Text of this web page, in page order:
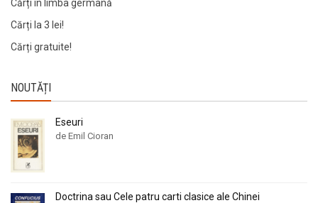
Cărți în limba germană
Cărți la 3 lei!
Cărți gratuite!
NOUTĂȚI
Eseuri
de Emil Cioran
Doctrina sau Cele patru carti clasice ale Chinei